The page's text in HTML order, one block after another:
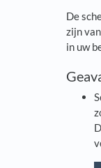
De
zijn
in uw